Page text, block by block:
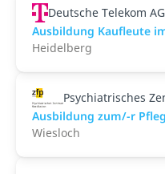
Deutsche Telekom AG
Ausbildung Kaufleute
Heidelberg
Psychiatrisches
Ausbildung zum/-r
Wiesloch